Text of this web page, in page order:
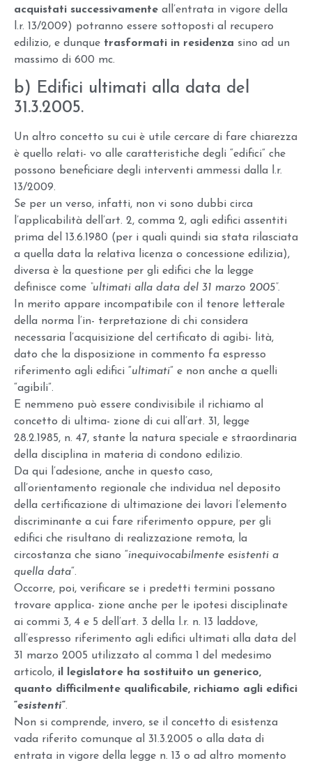
acquistati successivamente all’entrata in vigore della
l.r. 13/2009) potranno essere sottoposti al recupero
edilizio, e dunque trasformati in residenza sino ad un
massimo di 600 mc.
b) Edifici ultimati alla data del
31.3.2005.
Un altro concetto su cui è utile cercare di fare chiarezza
è quello relati- vo alle caratteristiche degli “edifici” che
possono beneficiare degli interventi ammessi dalla l.r.
13/2009.
Se per un verso, infatti, non vi sono dubbi circa
l’applicabilità dell’art. 2, comma 2, agli edifici assentiti
prima del 13.6.1980 (per i quali quindi sia stata rilasciata
a quella data la relativa licenza o concessione edilizia),
diversa è la questione per gli edifici che la legge
definisce come “ultimati alla data del 31 marzo 2005”.
In merito appare incompatibile con il tenore letterale
della norma l’in- terpretazione di chi considera
necessaria l’acquisizione del certificato di agibi- lità,
dato che la disposizione in commento fa espresso
riferimento agli edifici “ultimati” e non anche a quelli
“agibili”.
E nemmeno può essere condivisibile il richiamo al
concetto di ultima- zione di cui all’art. 31, legge
28.2.1985, n. 47, stante la natura speciale e straordinaria
della disciplina in materia di condono edilizio.
Da qui l’adesione, anche in questo caso,
all’orientamento regionale che individua nel deposito
della certificazione di ultimazione dei lavori l’elemento
discriminante a cui fare riferimento oppure, per gli
edifici che risultano di realizzazione remota, la
circostanza che siano “inequivocabilmente esistenti a
quella data“.
Occorre, poi, verificare se i predetti termini possano
trovare applica- zione anche per le ipotesi disciplinate
ai commi 3, 4 e 5 dell’art. 3 della l.r. n. 13 laddove,
all’espresso riferimento agli edifici ultimati alla data del
31 marzo 2005 utilizzato al comma 1 del medesimo
articolo, il legislatore ha sostituito un generico,
quanto difficilmente qualificabile, richiamo agli edifici
“esistenti“.
Non si comprende, invero, se il concetto di esistenza
vada riferito comunque al 31.3.2005 o alla data di
entrata in vigore della legge n. 13 o ad altro momento